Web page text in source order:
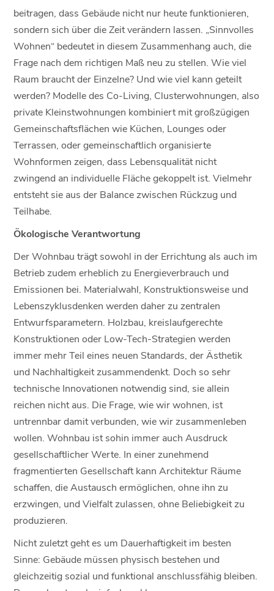
beitragen, dass Gebäude nicht nur heute funktionieren,
sondern sich über die Zeit verändern lassen. „Sinnvolles
Wohnen“ bedeutet in diesem Zusammenhang auch, die
Frage nach dem richtigen Maß neu zu stellen. Wie viel
Raum braucht der Einzelne? Und wie viel kann geteilt
werden? Modelle des Co-Living, Clusterwohnungen, also
private Kleinstwohnungen kombiniert mit großzügigen
Gemeinschaftsflächen wie Küchen, Lounges oder
Terrassen, oder gemeinschaftlich organisierte
Wohnformen zeigen, dass Lebensqualität nicht
zwingend an individuelle Fläche gekoppelt ist. Vielmehr
entsteht sie aus der Balance zwischen Rückzug und
Teilhabe.
Ökologische Verantwortung
Der Wohnbau trägt sowohl in der Errichtung als auch im
Betrieb zudem erheblich zu Energieverbrauch und
Emissionen bei. Materialwahl, Konstruktionsweise und
Lebenszyklusdenken werden daher zu zentralen
Entwurfsparametern. Holzbau, kreislaufgerechte
Konstruktionen oder Low-Tech-Strategien werden
immer mehr Teil eines neuen Standards, der Ästhetik
und Nachhaltigkeit zusammendenkt. Doch so sehr
technische Innovationen notwendig sind, sie allein
reichen nicht aus. Die Frage, wie wir wohnen, ist
untrennbar damit verbunden, wie wir zusammenleben
wollen. Wohnbau ist sohin immer auch Ausdruck
gesellschaftlicher Werte. In einer zunehmend
fragmentierten Gesellschaft kann Architektur Räume
schaffen, die Austausch ermöglichen, ohne ihn zu
erzwingen, und Vielfalt zulassen, ohne Beliebigkeit zu
produzieren.
Nicht zuletzt geht es um Dauerhaftigkeit im besten
Sinne: Gebäude müssen physisch bestehen und
gleichzeitig sozial und funktional anschlussfähig bleiben.